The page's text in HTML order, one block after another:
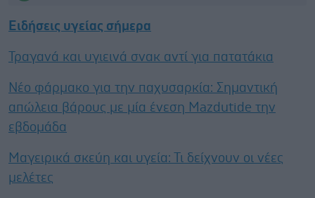
Ειδήσεις υγείας σήμερα
Τραγανά και υγιεινά σνακ αντί για πατατάκια
Νέο φάρμακο για την παχυσαρκία: Σημαντική
απώλεια βάρους με μία ένεση Mazdutide την
εβδομάδα
Μαγειρικά σκεύη και υγεία: Τι δείχνουν οι νέες
μελέτες